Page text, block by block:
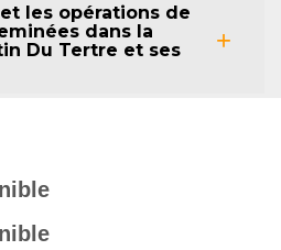
les opérations de
dans la
Du Tertre et ses